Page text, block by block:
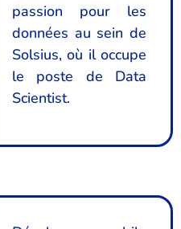
passion pour les
données au sein de
Solsius, où il occupe
le poste de Data
Scientist.